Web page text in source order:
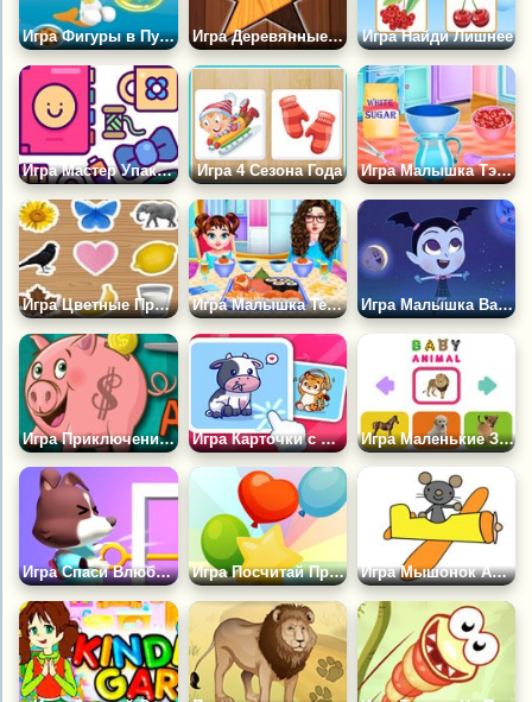
Игра Фигуры в Пузырьках Игра Деревянные Фигуры Игра Найди Лишнее
Игра Мастер Упаковщик Игра 4 Сезона Года Игра Малышка Тэйлор Изучает Столовый Этикет
Игра Цветные Предметы Игра Малышка Тейлор Готовит Суши Игра Малышка Вампир в Космосе
Игра Приключения Свиньи Копилки Игра Карточки с Милыми Животными Игра Маленькие Зверюшки
Игра Спаси Влюбленных Животных Игра Посчитай Предметы Игра Мышонок Арти: Раскраски